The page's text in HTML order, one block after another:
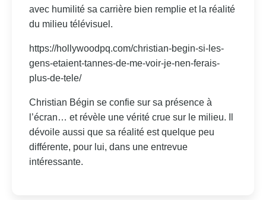
avec humilité sa carrière bien remplie et la réalité
du milieu télévisuel.
https://hollywoodpq.com/christian-begin-si-les-
gens-etaient-tannes-de-me-voir-je-nen-ferais-
plus-de-tele/
Christian Bégin se confie sur sa présence à
l’écran… et révèle une vérité crue sur le milieu. Il
dévoile aussi que sa réalité est quelque peu
différente, pour lui, dans une entrevue
intéressante.